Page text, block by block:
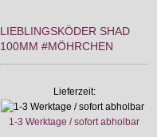
LIEBLINGSKÖDER SHAD
100MM #MÖHRCHEN
Lieferzeit:
1-3 Werktage / sofort abholbar